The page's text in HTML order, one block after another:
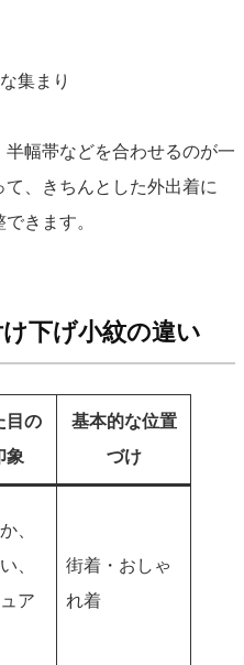
集まり
幅帯などを合わせるのが一
、きちんとした外出着に
きます。
下げ小紋の違い
目の
象
基本的な位置
づけ
、
、
ア
街着・おしゃ
れ着